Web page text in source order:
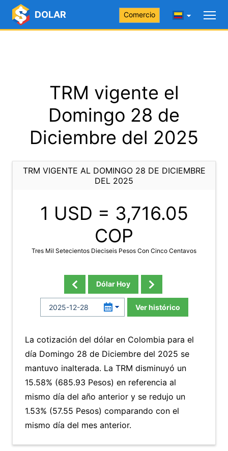
DOLAR Comercio
TRM vigente el
Domingo 28 de
Diciembre del 2025
TRM VIGENTE AL DOMINGO 28 DE DICIEMBRE
DEL 2025
1 USD = 3,716.05
COP
Tres Mil Setecientos Dieciseis Pesos Con Cinco Centavos
Dólar Hoy
Ver histórico
La cotización del dólar en Colombia para el
día Domingo 28 de Diciembre del 2025 se
mantuvo inalterada. La TRM disminuyó un
15.58% (685.93 Pesos) en referencia al
mismo día del año anterior y se redujo un
1.53% (57.55 Pesos) comparando con el
mismo día del mes anterior.